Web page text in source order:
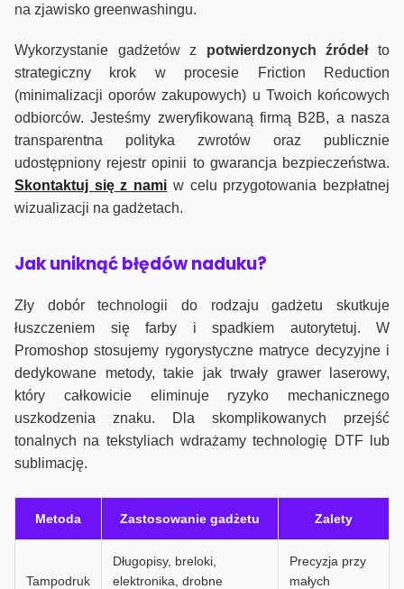
na zjawisko greenwashingu.
Wykorzystanie gadżetów z potwierdzonych źródełto
strategiczny krok w procesie Friction Reduction
(minimalizacji oporów zakupowych) u Twoich końcowych
odbiorców. Jesteśmy zweryfikowaną firmą B2B, a nasza
transparentna polityka zwrotów oraz publicznie
udostępniony rejestr opinii to gwarancja bezpieczeństwa.
Skontaktuj się z nami w celu przygotowania bezpłatnej
wizualizacji na gadżetach.
Jak uniknąć błędów naduku?
Zły dobór technologii do rodzaju gadżetu skutkuje
łuszczeniem się farby i spadkiem autorytetuj. W
Promoshop stosujemy rygorystyczne matryce decyzyjne i
dedykowane metody, takie jak trwały grawer laserowy,
który całkowicie eliminuje ryzyko mechanicznego
uszkodzenia znaku. Dla skomplikowanych przejść
tonalnych na tekstyliach wdrażamy technologię DTF lub
sublimację.
Metoda Zastosowanie gadżetu Zalety
Tampodruk
Długopisy, breloki,
elektronika, drobne
Precyzja przy
małych